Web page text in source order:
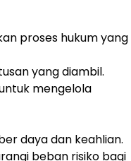
proses hukum yang
yang diambil.
mengelola
daya dan keahlian.
beban risiko bagi